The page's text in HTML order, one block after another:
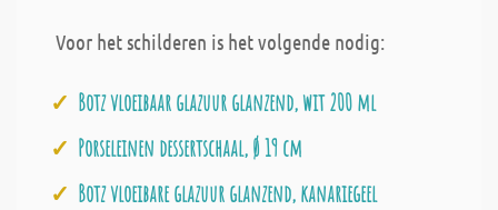
Voor het schilderen is het volgende nodig:
Botz vloeibaar glazuur glanzend, wit 200 ml
Porseleinen dessertschaal, Ø 19 cm
Botz vloeibare glazuur glanzend, kanariegeel